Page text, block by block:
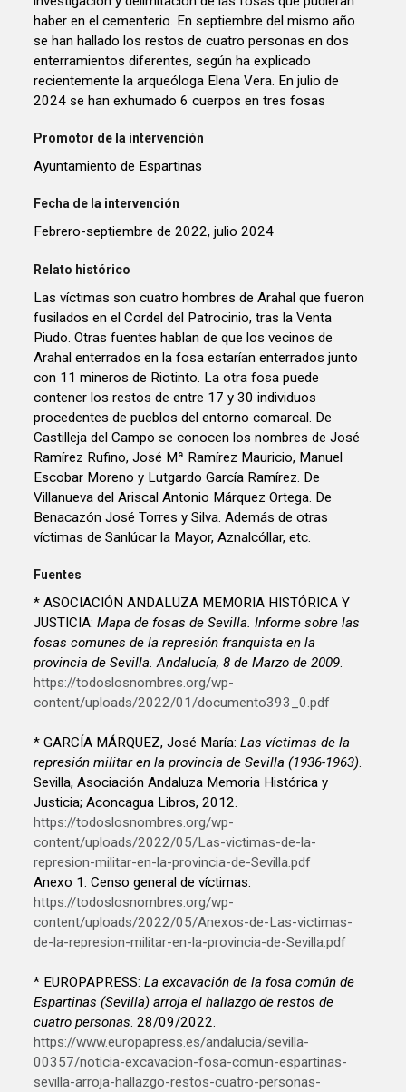
haber en el cementerio. En septiembre del mismo año
se han hallado los restos de cuatro personas en dos
enterramientos diferentes, según ha explicado
recientemente la arqueóloga Elena Vera. En julio de
2024 se han exhumado 6 cuerpos en tres fosas
Promotor de la intervención
Ayuntamiento de Espartinas
Fecha de la intervención
Febrero-septiembre de 2022, julio 2024
Relato histórico
Las víctimas son cuatro hombres de Arahal que fueron
fusilados en el Cordel del Patrocinio, tras la Venta
Piudo. Otras fuentes hablan de que los vecinos de
Arahal enterrados en la fosa estarían enterrados junto
con 11 mineros de Riotinto. La otra fosa puede
contener los restos de entre 17 y 30 individuos
procedentes de pueblos del entorno comarcal. De
Castilleja del Campo se conocen los nombres de José
Ramírez Rufino, José Mª Ramírez Mauricio, Manuel
Escobar Moreno y Lutgardo García Ramírez. De
Villanueva del Ariscal Antonio Márquez Ortega. De
Benacazón José Torres y Silva. Además de otras
víctimas de Sanlúcar la Mayor, Aznalcóllar, etc.
Fuentes
* ASOCIACIÓN ANDALUZA MEMORIA HISTÓRICA Y
JUSTICIA:Mapa de fosas de Sevilla. Informe sobre las
fosas comunes de la represión franquista en la
provincia de Sevilla. Andalucía, 8 de Marzo de 2009.
https://todoslosnombres.org/wp-
content/uploads/2022/01/documento393_0.pdf
* GARCÍA MÁRQUEZ, José María:Las víctimas de la
represión militar en la provincia de Sevilla (1936-1963).
Sevilla, Asociación Andaluza Memoria Histórica y
Justicia; Aconcagua Libros, 2012.
https://todoslosnombres.org/wp-
content/uploads/2022/05/Las-victimas-de-la-
represion-militar-en-la-provincia-de-Sevilla.pdf
Anexo 1. Censo general de víctimas:
https://todoslosnombres.org/wp-
content/uploads/2022/05/Anexos-de-Las-victimas-
de-la-represion-militar-en-la-provincia-de-Sevilla.pdf
* EUROPAPRESS:La excavación de la fosa común de
Espartinas (Sevilla) arroja el hallazgo de restos de
cuatro personas. 28/09/2022.
https://www.europapress.es/andalucia/sevilla-
00357/noticia-excavacion-fosa-comun-espartinas-
sevilla-arroja-hallazgo-restos-cuatro-personas-